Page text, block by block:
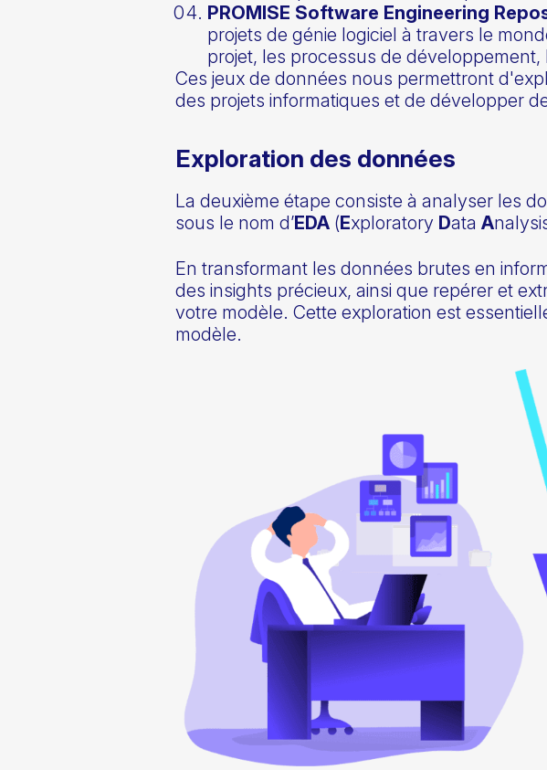
PROMISE Software Engineering
projets de génie logiciel à travers le
projet, les processus de
Ces jeux de données nous permettront
des projets informatiques et de développer
Exploration des données
La deuxième étape consiste à analyser les
sous le nom d’EDA (Exploratory Data A
En transformant les données brutes en
des insights précieux, ainsi que repérer et
votre modèle. Cette exploration est
modèle.